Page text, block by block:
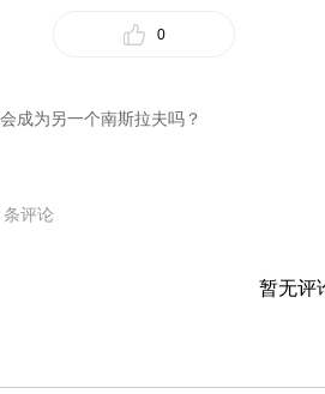
0
成为另一个南斯拉夫吗？
条评论
暂无评